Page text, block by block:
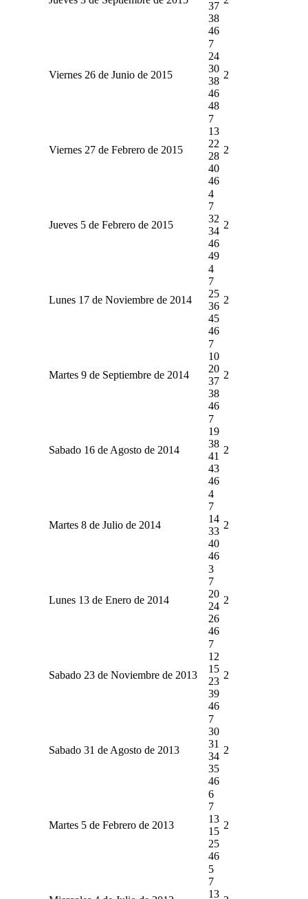
37
38
46
Viernes 26 de Junio de 2015
7
24
30
38
46
48
2
Viernes 27 de Febrero de 2015
7
13
22
28
40
46
2
Jueves 5 de Febrero de 2015
4
7
32
34
46
49
2
Lunes 17 de Noviembre de 2014
4
7
25
36
45
46
2
Martes 9 de Septiembre de 2014
7
10
20
37
38
46
2
Sabado 16 de Agosto de 2014
7
19
38
41
43
46
2
Martes 8 de Julio de 2014
4
7
14
33
40
46
2
Lunes 13 de Enero de 2014
3
7
20
24
26
46
2
Sabado 23 de Noviembre de 2013
7
12
15
23
39
46
2
Sabado 31 de Agosto de 2013
7
30
31
34
35
46
2
Martes 5 de Febrero de 2013
6
7
13
15
25
46
2
5
7
13